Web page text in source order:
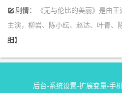
󰆙 剧情：
《无与伦比的美丽》是由
主演，柳岩、陈小纭、赵达、叶青、
细】
后台-系统设置-扩展变量-手